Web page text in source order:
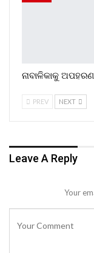
ନାବାଳିକାକୁ ଅପହରଣ
PREV NEXT
Leave A Reply
Your